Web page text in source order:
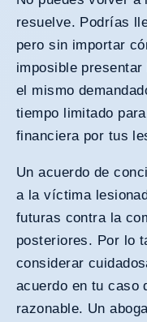
resuelve. Podrías
pero sin importar
imposible
el mismo
tiempo limitado
financiera por tus
Un acuerdo de
a la víctima
futuras contra la
posteriores. Por lo
considerar
acuerdo en tu caso
razonable. Un